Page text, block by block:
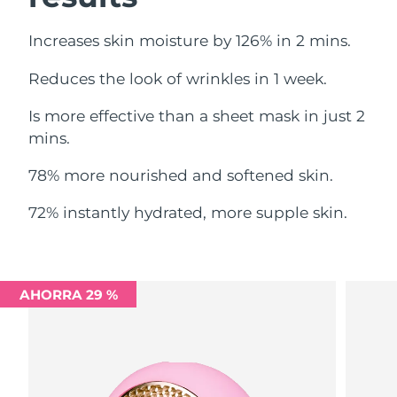
Increases skin moisture by 126% in 2 mins.
Reduces the look of wrinkles in 1 week.
Is more effective than a sheet mask in just 2
mins.
78% more nourished and softened skin.
72% instantly hydrated, more supple skin.
AHORRA 29 %
Filipinas Entrega prevista8/14/26
Polonia Entrega prevista
Portugal Entrega prevista 8/11/26
Catar
Rumanía